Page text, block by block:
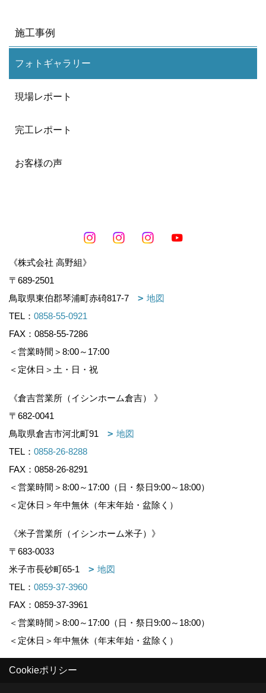
施工事例
フォトギャラリー
現場レポート
完工レポート
お客様の声
《株式会社 高野組》
〒689-2501
鳥取県東伯郡琴浦町赤碕817-7
地図
TEL： 0858-55-0921
FAX：0858-55-7286
＜営業時間＞8:00～17:00
＜定休日＞土・日・祝
《倉吉営業所（イシンホーム倉吉） 》
〒682-0041
鳥取県倉吉市河北町91
地図
TEL： 0858-26-8288
FAX：0858-26-8291
＜営業時間＞8:00～17:00（日・祭日9:00～18:00）
＜定休日＞年中無休（年末年始・盆除く）
《米子営業所（イシンホーム米子）》
〒683-0033
米子市長砂町65-1
地図
TEL： 0859-37-3960
FAX：0859-37-3961
＜営業時間＞8:00～17:00（日・祭日9:00～18:00）
＜定休日＞年中無休（年末年始・盆除く）
Cookieポリシー